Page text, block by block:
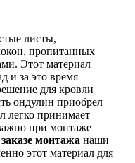
листы,
пропитанных
Этот материал
и за это время
для кровли
ондулин приобрел
легко принимает
при монтаже
монтажа наши
этот материал для